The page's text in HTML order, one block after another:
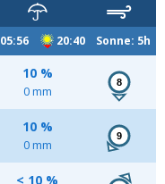
05:56 20:40 Sonne: 5h
10 %
0 mm
8
10 %
0 mm
9
< 10 %